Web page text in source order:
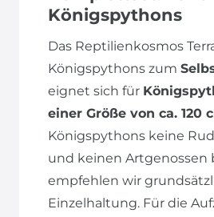
Königspythons
Das Reptilienkosmos
Königspythons zum
eignet sich für
einer Größe von ca. 120
Königspythons keine
und keinen Artgenossen
empfehlen wir
Einzelhaltung. Für die